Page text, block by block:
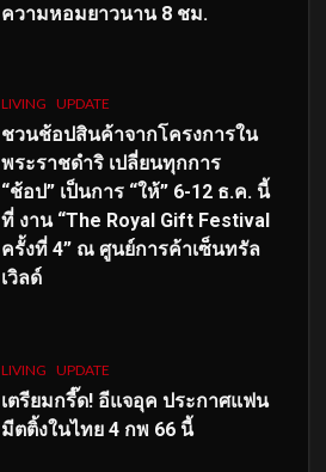
ความหอมยาวนาน 8 ชม.
LIVING UPDATE
ชวนช้อปสินค้าจากโครงการใน
พระราชดำริ เปลี่ยนทุกการ
“ช้อป” เป็นการ “ให้” 6-12 ธ.ค. นี้
ที่ งาน “The Royal Gift Festival
ครั้งที่ 4” ณ ศูนย์การค้าเซ็นทรัล
เวิลด์
LIVING UPDATE
เตรียมกรี๊ด! อีแจอุค ประกาศแฟน
มีตติ้งในไทย 4 กพ 66 นี้